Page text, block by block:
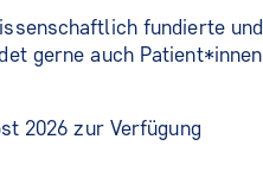
fundierte und
gerne auch Patient*innen
2026 zur Verfügung